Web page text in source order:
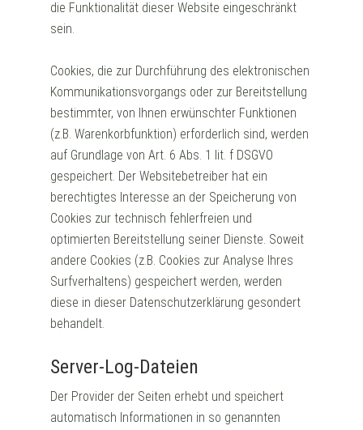
die Funktionalität dieser Website eingeschränkt
sein.
Cookies, die zur Durchführung des elektronischen
Kommunikationsvorgangs oder zur Bereitstellung
bestimmter, von Ihnen erwünschter Funktionen
(z.B. Warenkorbfunktion) erforderlich sind, werden
auf Grundlage von Art. 6 Abs. 1 lit. f DSGVO
gespeichert. Der Websitebetreiber hat ein
berechtigtes Interesse an der Speicherung von
Cookies zur technisch fehlerfreien und
optimierten Bereitstellung seiner Dienste. Soweit
andere Cookies (z.B. Cookies zur Analyse Ihres
Surfverhaltens) gespeichert werden, werden
diese in dieser Datenschutzerklärung gesondert
behandelt.
Server-Log-Dateien
Der Provider der Seiten erhebt und speichert
automatisch Informationen in so genannten